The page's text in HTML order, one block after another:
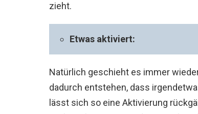
zieht.
Etwas aktiviert:
Natürlich geschieht es immer
dadurch entstehen, dass
lässt sich so eine Aktivierung